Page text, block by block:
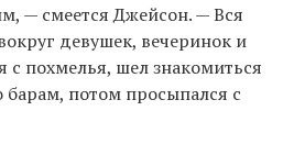
— смеется Джейсон. — Вся
девушек, вечеринок и
с похмелья, шел знакомиться
потом просыпался с